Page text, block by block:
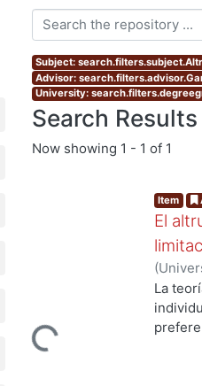
Subject:
Advisor:
University:
Search Results
Now showing 1 - 1 of 1
Loading...
Item
El
(
de
La